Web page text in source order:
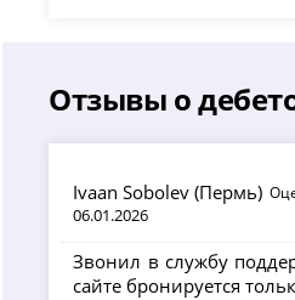
Отзывы о
Ivaan Sobolev (Пермь)
06.01.2026
Звонил в службу
сайте бронируется